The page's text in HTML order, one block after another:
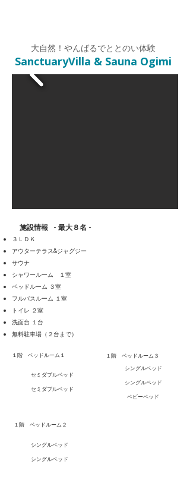
大自然！やんばるでととのい体験
SanctuaryVilla & Sauna Ogimi
施設情報 - 最大８名 -
３ＬＤＫ
アウターテラス&ジャグジー
​サウナ
シャワールーム １室
ベッドルーム ３室
フルバスルーム １室
トイレ ２室
洗面台 １台
無料駐車場（２台まで）
１階 ベッドルーム１
​セミダブルベッド
​セミダブルベッド
１階 ベッドルーム３
シングルベッド
シングルベッド
ベビーベッド
１階 ベッドルーム２
​シングルベッド
​シングルベッド